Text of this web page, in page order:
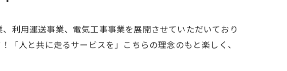
利用運送事業、電気工事事業を展開させていただいており
！「人と共に走るサービスを」こちらの理念のもと楽しく、